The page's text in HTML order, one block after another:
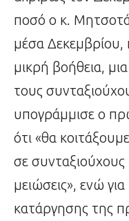
ποσό ο κ.
μέσα Δεκεμβρίου,
μικρή βοήθεια,
τους
υπογράμμισε ο
ότι «θα
σε
μειώσεις», ενώ
κατάργησης της